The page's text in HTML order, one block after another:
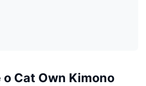
Cat Own Kimono